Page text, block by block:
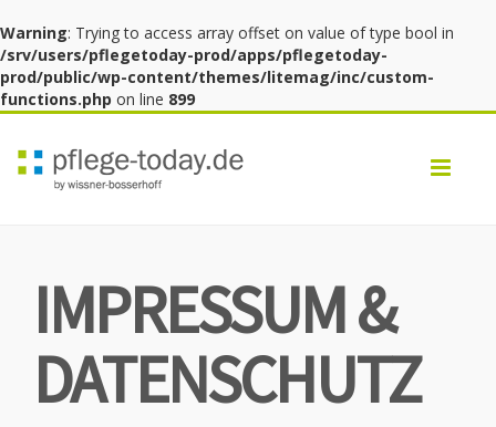
Warning: Trying to access array offset on value of type bool in
/srv/users/pflegetoday-prod/apps/pflegetoday-
prod/public/wp-content/themes/litemag/inc/custom-
functions.php on line 899
IMPRESSUM &
DATENSCHUTZ